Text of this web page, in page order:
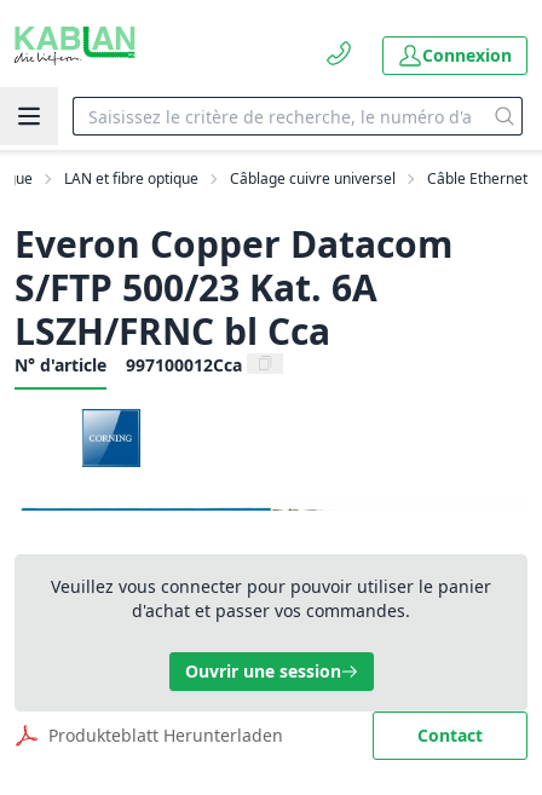
Connexion
LAN et fibre optique Câblage cuivre universel Câble Ethernet
Everon Copper Datacom
S/FTP 500/23 Kat. 6A
LSZH/FRNC bl Cca
N° d'article 997100012Cca
Veuillez vous connecter pour pouvoir utiliser le panier
d'achat et passer vos commandes.
Ouvrir une session
Produkteblatt Herunterladen Contact